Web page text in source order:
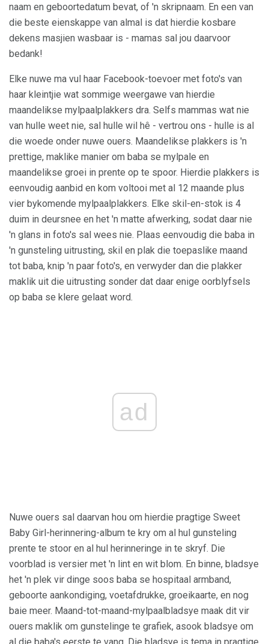
naam en geboortedatum bevat, of 'n skripnaam. En een van
die beste eienskappe van almal is dat hierdie kosbare
dekens masjien wasbaar is - mamas sal jou daarvoor
bedank!
Elke nuwe ma vul haar Facebook-toevoer met foto's van
haar kleintjie wat sommige weergawe van hierdie
maandelikse mylpaalplakkers dra. Selfs mammas wat nie
van hulle weet nie, sal hulle wil hê - vertrou ons - hulle is al
die woede onder nuwe ouers. Maandelikse plakkers is 'n
prettige, maklike manier om baba se mylpale en
maandelikse groei in prente op te spoor. Hierdie plakkers is
eenvoudig aanbid en kom voltooi met al 12 maande plus
vier bykomende mylpaalplakkers. Elke skil-en-stok is 4
duim in deursnee en het 'n matte afwerking, sodat daar nie
'n glans in foto's sal wees nie. Plaas eenvoudig die baba in
'n gunsteling uitrusting, skil en plak die toepaslike maand
tot baba, knip 'n paar foto's, en verwyder dan die plakker
maklik uit die uitrusting sonder dat daar enige oorblyfsels
op baba se klere gelaat word.
ad
Nuwe ouers sal daarvan hou om hierdie pragtige Sweet
Baby Girl-herinnering-album te kry om al hul gunsteling
prente te stoor en al hul herinneringe in te skryf. Die
voorblad is versier met 'n lint en wit blom. En binne, bladsye
het 'n plek vir dinge soos baba se hospitaal armband,
geboorte aankondiging, voetafdrukke, groeikaarte, en nog
baie meer. Maand-tot-maand-mylpaalbladsye maak dit vir
ouers maklik om gunstelinge te grafiek, asook bladsye om